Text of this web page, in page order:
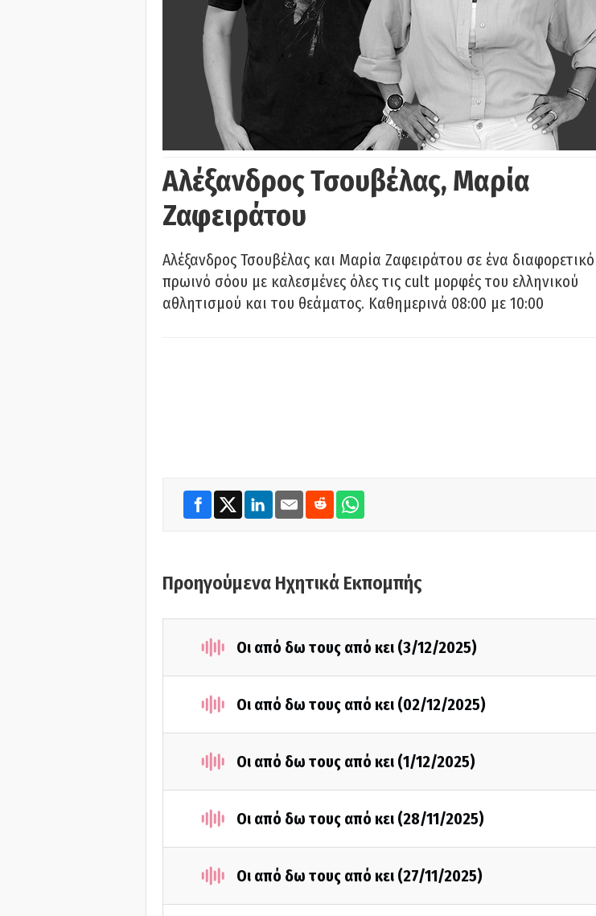
Αλέξανδρος Τσουβέλας, Μαρία
Ζαφειράτου
Αλέξανδρος Τσουβέλας και Μαρία Ζαφειράτου σε ένα διαφορετικό
πρωινό σόου με καλεσμένες όλες τις cult μορφές του ελληνικού
αθλητισμού και του θεάματος. Καθημερινά 08:00 με 10:00
Προηγούμενα Ηχητικά Εκπομπής
Οι από δω τους από κει (3/12/2025)
Οι από δω τους από κει (02/12/2025)
Οι από δω τους από κει (1/12/2025)
Οι από δω τους από κει (28/11/2025)
Οι από δω τους από κει (27/11/2025)